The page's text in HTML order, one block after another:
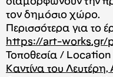
τον δημόσιο χώρο.
Περισσότερα για το
https://art-works.gr/
Τοποθεσία / Location
Καντίνα του Λευτέρη,